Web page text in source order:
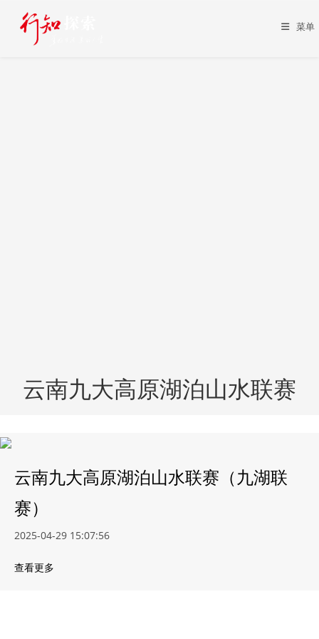
content
菜单
云南九大高原湖泊山水联赛
云南九大高原湖泊山水联赛（九湖联
赛）
2025-04-29 15:07:56
查看更多